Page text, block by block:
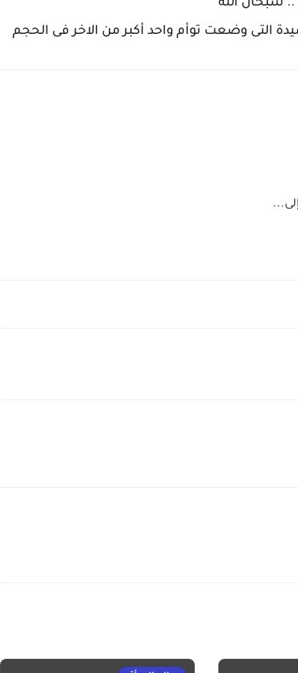
سبحان الله
التى وضعت توأم واحد أكبر من الاخر فى الحجم